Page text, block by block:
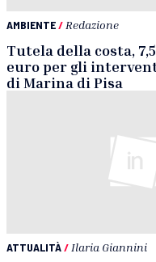
AMBIENTE/ Redazione
Tutela della costa,
euro per gli
di Marina di Pisa
ATTUALITÀ/ Ilaria Giannini